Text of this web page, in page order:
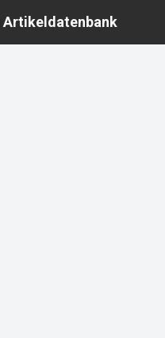
Artikeldatenbank